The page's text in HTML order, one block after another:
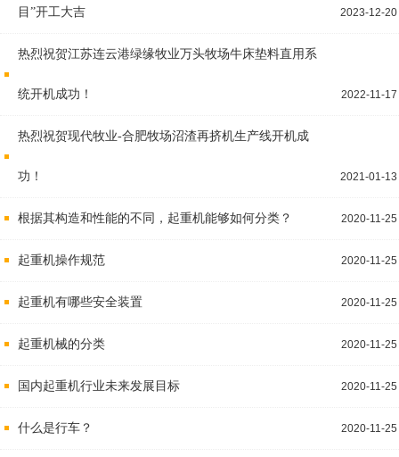
目”开工大吉 2023-12-20
热烈祝贺江苏连云港绿缘牧业万头牧场牛床垫料直用系
统开机成功！ 2022-11-17
热烈祝贺现代牧业-合肥牧场沼渣再挤机生产线开机成
功！ 2021-01-13
根据其构造和性能的不同，起重机能够如何分类？ 2020-11-25
起重机操作规范 2020-11-25
起重机有哪些安全装置 2020-11-25
起重机械的分类 2020-11-25
国内起重机行业未来发展目标 2020-11-25
什么是行车？ 2020-11-25